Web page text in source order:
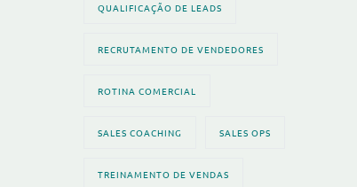
QUALIFICAÇÃO DE LEADS
RECRUTAMENTO DE VENDEDORES
ROTINA COMERCIAL
SALES COACHING SALES OPS
TREINAMENTO DE VENDAS